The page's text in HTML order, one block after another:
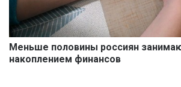
Меньше половины россиян
накоплением финансов